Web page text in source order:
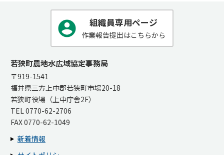
組織員専用ページ
作業報告提出はこちらから
若狭町農地水広域協定事務局
〒919-1541
福井県三方上中郡若狭町市場20-18
若狭町役場（上中庁舎2F）
TEL 0770-62-2706
FAX 0770-62-1049
新着情報